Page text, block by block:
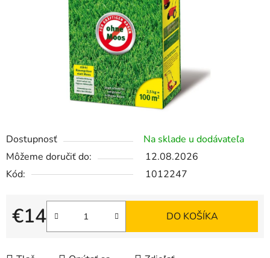
Dostupnosť
Na sklade u dodávateľa
Môžeme doručiť do:
12.08.2026
Kód:
1012247
€14
Jednotková cena:
DO KOŠÍKA